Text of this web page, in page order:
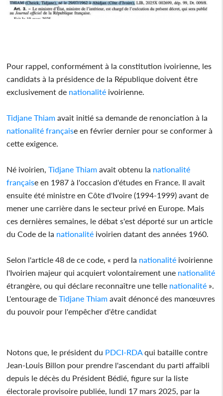
Pour rappel, conformément à la constitution ivoirienne, les
candidats à la présidence de la République doivent être
exclusivement de nationalité ivoirienne.
Tidjane Thiam avait initié sa demande de renonciation à la
nationalité française en février dernier pour se conformer à
cette exigence.
Né ivoirien,Tidjane Thiam avait obtenu la nationalité
française en 1987 à l'occasion d'études en France. Il avait
ensuite été ministre en Côte d'Ivoire (1994-1999) avant de
mener une carrière dans le secteur privé en Europe. Mais
ces dernières semaines, le débat s'est déporté sur un article
du Code de la nationalité ivoirien datant des années 1960.
Selon l'article 48 de ce code, « perd la nationalité ivoirienne
l'Ivoirien majeur qui acquiert volontairement une nationalité
étrangère, ou qui déclare reconnaître une telle nationalité ».
L'entourage deTidjane Thiam avait dénoncé des manœuvres
du pouvoir pour l'empêcher d'être candidat
Notons que, le président du PDCI-RDA qui bataille contre
Jean-Louis Billon pour prendre l'ascendant du parti affaibli
depuis le décès du Président Bédié, figure sur la liste
électorale provisoire publiée, lundi 17 mars 2025, par la